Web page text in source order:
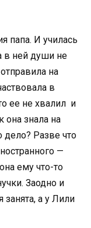
папа. И училась
в ней души не
на
в
ее не хвалил и
она знала на
дело? Разве что
—
ему что-то
Заодно и
занята, а у Лили